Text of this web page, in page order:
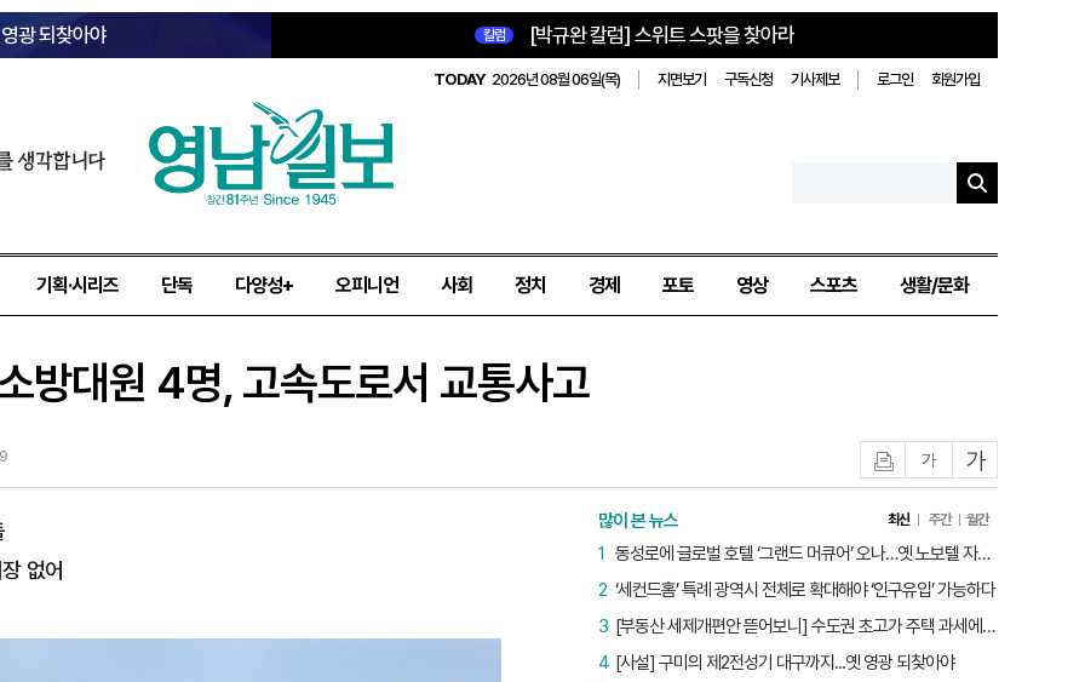
광 되찾아야 칼럼 [박규완 칼럼] 스위트 스팟을 찾아라
TODAY 2026년 08월 06일(목) 지면보기 구독신청 기사제보 로그인 회원가입
생각합니다
기획·시리즈 단독 다양성+ 오피니언 사회 정치 경제 포토 영상 스포츠 생활/문화
방대원 4명, 고속도로서 교통사고
글자작게글자크게
없어
많이 본 뉴스 최신 주간 월간
동성로에 글로벌 호텔 ‘그랜드 머큐어’ 오나…옛 노보텔 자리 사무실 개설
1
‘세컨드홈’ 특례 광역시 전체로 확대해야 ‘인구유입’ 가능하다
2
[부동산 세제개편안 뜯어보니] 수도권 초고가 주택 과세에만 초점…침체된 지방 부동산 대책은 없다
3
[사설] 구미의 제2전성기 대구까지...옛 영광 되찾아야
4